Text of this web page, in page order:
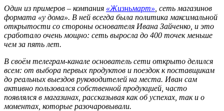
Один из примеров – компания «Жизньмарт» сеть магазинов
формата «у дома». В ней всегда была политика максимальной
открытости со стороны основателя Ивана Зайченко, и это
сработало очень мощно: сеть выросла до 400 точек меньше
чем за пять лет.
В своём телеграм-канале основатель сети открыто делился
всем: от выбора первых продуктов и поездок к поставщикам
до реальных выездов руководителей на места. Иван сам
активно пользовался собственной продукцией, часто
появлялся в магазинах, рассказывая как об успехах, так и о
моментах, которые разочаровывали.